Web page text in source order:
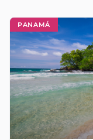
PANAMÁ